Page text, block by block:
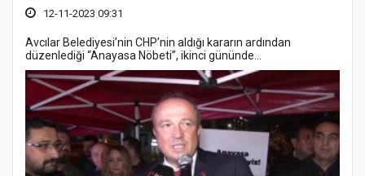
12-11-2023 09:31
Avcılar Belediyesi’nin CHP’nin aldığı kararın ardından
düzenlediği “Anayasa Nöbeti”, ikinci gününde...